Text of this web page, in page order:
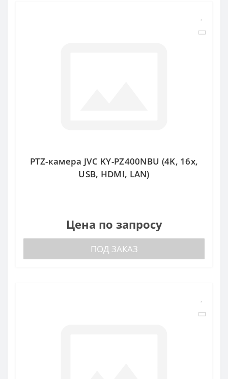
PTZ-камера JVC KY-PZ400NBU (4K, 16x,
USB, HDMI, LAN)
Цена по запросу
ПОД ЗАКАЗ